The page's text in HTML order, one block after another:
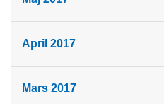
April 2017
Mars 2017